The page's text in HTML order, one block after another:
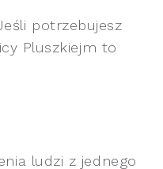
potrzebujesz
Pluszkiejm to
ludzi z jednego